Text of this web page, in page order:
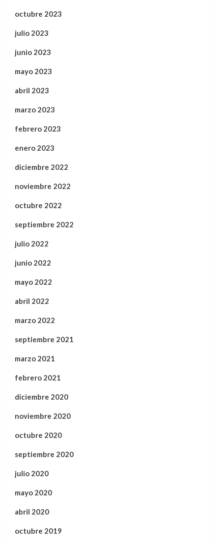
octubre 2023
julio 2023
junio 2023
mayo 2023
abril 2023
marzo 2023
febrero 2023
enero 2023
diciembre 2022
noviembre 2022
octubre 2022
septiembre 2022
julio 2022
junio 2022
mayo 2022
abril 2022
marzo 2022
septiembre 2021
marzo 2021
febrero 2021
diciembre 2020
noviembre 2020
octubre 2020
septiembre 2020
julio 2020
mayo 2020
abril 2020
octubre 2019